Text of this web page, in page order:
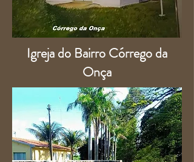
Igreja do Bairro Córrego da
Onça